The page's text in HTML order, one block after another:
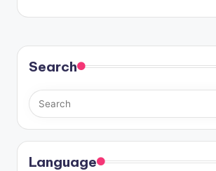
Search
Language